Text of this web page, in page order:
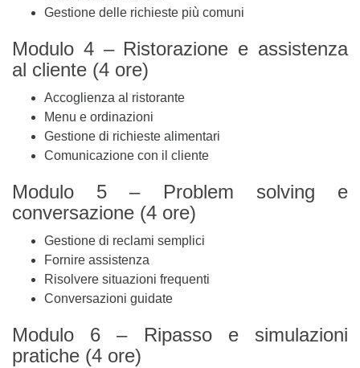
Gestione delle richieste più comuni
Modulo 4 – Ristorazione e assistenza
al cliente (4 ore)
Accoglienza al ristorante
Menu e ordinazioni
Gestione di richieste alimentari
Comunicazione con il cliente
Modulo 5 – Problem solving e
conversazione (4 ore)
Gestione di reclami semplici
Fornire assistenza
Risolvere situazioni frequenti
Conversazioni guidate
Modulo 6 – Ripasso e simulazioni
pratiche (4 ore)